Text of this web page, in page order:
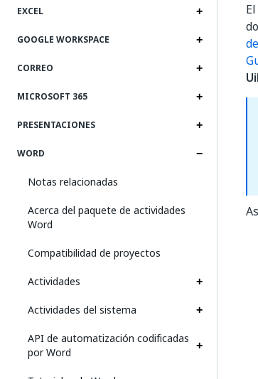
EXCEL
GOOGLE WORKSPACE
CORREO
MICROSOFT 365
PRESENTACIONES
WORD
Notas relacionadas
Acerca del paquete de actividades
Word
Compatibilidad de proyectos
Actividades
Actividades del sistema
API de automatización codificadas
por Word